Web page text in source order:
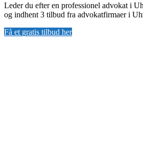
Leder du efter en professionel advokat i
og indhent 3 tilbud fra advokatfirmaer i
Få et gratis tilbud her